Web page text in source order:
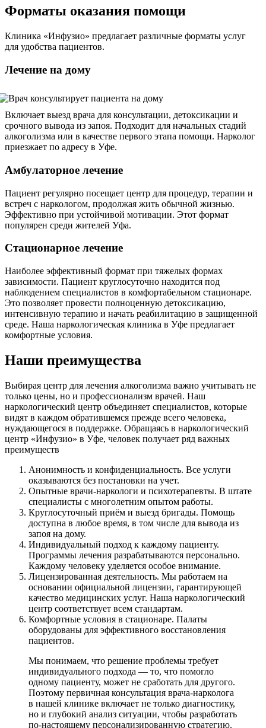
Форматы оказания помощи
Клиника «Инфузио» предлагает различные форматы услуг
для удобства пациентов.
Лечение на дому
Включает выезд врача для консультации, детоксикации и
срочного вывода из запоя. Подходит для начальных стадий
алкоголизма или в качестве первого этапа помощи. Нарколог
приезжает по адресу в Уфе.
Амбулаторное лечение
Пациент регулярно посещает центр для процедур, терапии и
встреч с наркологом, продолжая жить обычной жизнью.
Эффективно при устойчивой мотивации. Этот формат
популярен среди жителей Уфа.
Стационарное лечение
Наиболее эффективный формат при тяжелых формах
зависимости. Пациент круглосуточно находится под
наблюдением специалистов в комфортабельном стационаре.
Это позволяет провести полноценную детоксикацию,
интенсивную терапию и начать реабилитацию в защищенной
среде. Наша наркологическая клиника в Уфе предлагает
комфортные условия.
Наши преимущества
Выбирая центр для лечения алкоголизма важно учитывать не
только цены, но и профессионализм врачей. Наш
наркологический центр объединяет специалистов, которые
видят в каждом обратившемся прежде всего человека,
нуждающегося в поддержке. Обращаясь в наркологический
центр «Инфузио» в Уфе, человек получает ряд важных
преимуществ
Анонимность и конфиденциальность. Все услуги
оказываются без постановки на учет.
Опытные врачи-наркологи и психотерапевты. В штате
специалисты с многолетним опытом работы.
Круглосуточный приём и выезд бригады. Помощь
доступна в любое время, в том числе для вывода из
запоя на дому.
Индивидуальный подход к каждому пациенту.
Программы лечения разрабатываются персонально.
Каждому человеку уделяется особое внимание.
Лицензированная деятельность. Мы работаем на
основании официальной лицензии, гарантирующей
качество медицинских услуг. Наша наркологический
центр соответствует всем стандартам.
Комфортные условия в стационаре. Палаты
оборудованы для эффективного восстановления
пациентов.
Мы понимаем, что решение проблемы требует
индивидуального подхода — то, что помогло
одному пациенту, может не сработать для другого.
Поэтому первичная консультация врача-нарколога
в нашей клинике включает не только диагностику,
но и глубокий анализ ситуации, чтобы разработать
по-настоящему персонализированную стратегию.